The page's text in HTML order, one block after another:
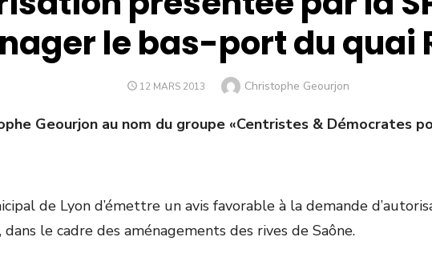
le bas-port du quai
12 MARS 2013 Christophe Geourjon
Geourjon au nom du groupe «Centristes & Démocrates
de Lyon d’émettre un avis favorable à la demande
le cadre des aménagements des rives de Saône.